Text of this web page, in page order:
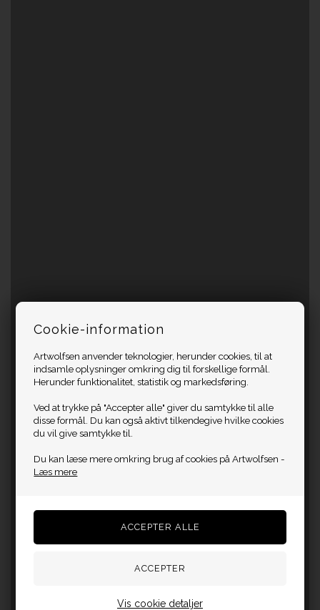
Cookie-information
Artwolfsen anvender teknologier, herunder cookies, til at
indsamle oplysninger omkring dig til forskellige formål.
Herunder funktionalitet, statistik og markedsføring.
Ved at trykke på "Accepter alle" giver du samtykke til alle
disse formål. Du kan også aktivt tilkendegive hvilke cookies
du vil give samtykke til.
Du kan læse mere omkring brug af cookies på Artwolfsen -
Læs mere
Vis cookie detaljer